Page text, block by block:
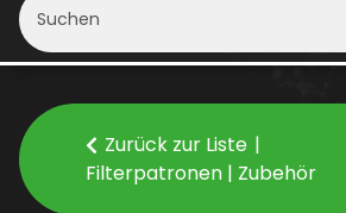
Zurück zur Liste
Filterpatronen | Zubehör